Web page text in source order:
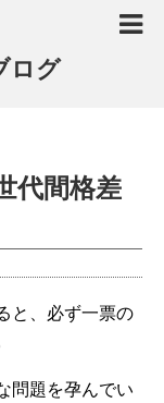
ログ
代間格差
と、必ず一票の
問題を孕んでい